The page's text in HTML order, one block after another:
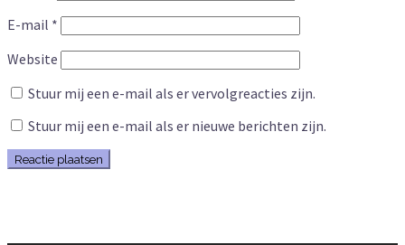
E-mail *
Website
Stuur mij een e-mail als er vervolgreacties zijn.
Stuur mij een e-mail als er nieuwe berichten zijn.